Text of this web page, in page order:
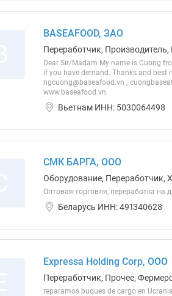
BASEAFOOD, ЗАО
Переработчик,
Dear Sir/Madam My name is Cuong
if you have demand. Thanks and best
ngcuong@baseafood.vn ;
www.baseafood.vn
Вьетнам ИНН: 5030064498
СМК БАРГА, ООО
Оборудование, Переработчик,
Оптовая торговля, переработка на
Беларусь ИНН: 491340628
Expressa Holding Corp, ООО
Переработчик, Прочее,
reparamos buques de cargo en